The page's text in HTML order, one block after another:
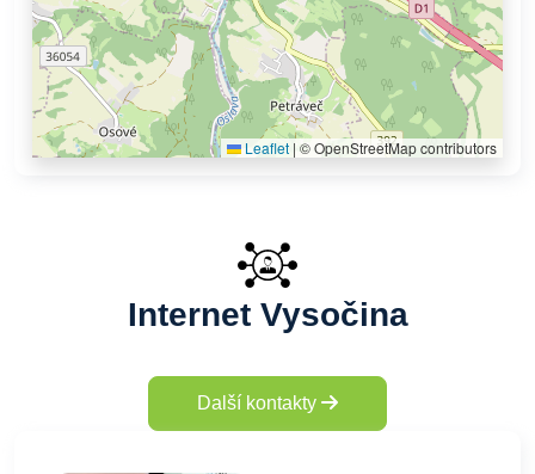
Leaflet | © OpenStreetMap contributors
Internet Vysočina
Další kontakty